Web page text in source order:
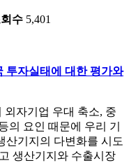
수 5,401
투자실태에 대한 평가와
자기업 우대 축소, 중
의 요인 때문에 우리 기
산기지의 다변화를 시도
생산기지와 수출시장